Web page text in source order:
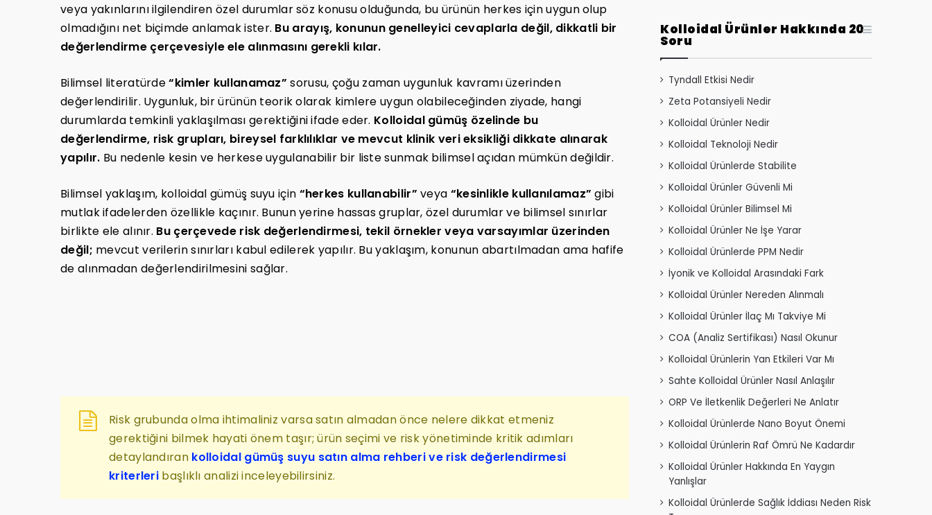
veya yakınlarını ilgilendiren özel durumlar söz konusu olduğunda, bu ürünün herkes için uygun olup
olmadığını net biçimde anlamak ister. Bu arayış, konunun genelleyici cevaplarla değil, dikkatli bir
değerlendirme çerçevesiyle ele alınmasını gerekli kılar.
Bilimsel literatürde“kimler kullanamaz” sorusu, çoğu zaman uygunluk kavramı üzerinden
değerlendirilir. Uygunluk, bir ürünün teorik olarak kimlere uygun olabileceğinden ziyade, hangi
durumlarda temkinli yaklaşılması gerektiğini ifade eder. Kolloidal gümüş özelinde bu
değerlendirme, risk grupları, bireysel farklılıklar ve mevcut klinik veri eksikliği dikkate alınarak
yapılır. Bu nedenle kesin ve herkese uygulanabilir bir liste sunmak bilimsel açıdan mümkün değildir.
Bilimsel yaklaşım, kolloidal gümüş suyu için “herkes kullanabilir” veya “kesinlikle kullanılamaz” gibi
mutlak ifadelerden özellikle kaçınır. Bunun yerine hassas gruplar, özel durumlar ve bilimsel sınırlar
birlikte ele alınır. Bu çerçevede risk değerlendirmesi, tekil örnekler veya varsayımlar üzerinden
değil; mevcut verilerin sınırları kabul edilerek yapılır. Bu yaklaşım, konunun abartılmadan ama hafife
de alınmadan değerlendirilmesini sağlar.
Risk grubunda olma ihtimaliniz varsa satın almadan önce nelere dikkat etmeniz
gerektiğini bilmek hayati önem taşır; ürün seçimi ve risk yönetiminde kritik adımları
detaylandıran kolloidal gümüş suyu satın alma rehberi ve risk değerlendirmesi
kriterleri başlıklı analizi inceleyebilirsiniz.
Kolloidal Ürünler Hakkında 20
Soru
Tyndall Etkisi Nedir
Zeta Potansiyeli Nedir
Kolloidal Ürünler Nedir
Kolloidal Teknoloji Nedir
Kolloidal Ürünlerde Stabilite
Kolloidal Ürünler Güvenli Mi
Kolloidal Ürünler Bilimsel Mi
Kolloidal Ürünler Ne İşe Yarar
Kolloidal Ürünlerde PPM Nedir
İyonik ve Kolloidal Arasındaki Fark
Kolloidal Ürünler Nereden Alınmalı
Kolloidal Ürünler İlaç Mı Takviye Mi
COA (Analiz Sertifikası) Nasıl Okunur
Kolloidal Ürünlerin Yan Etkileri Var Mı
Sahte Kolloidal Ürünler Nasıl Anlaşılır
ORP Ve İletkenlik Değerleri Ne Anlatır
Kolloidal Ürünlerde Nano Boyut Önemi
Kolloidal Ürünlerin Raf Ömrü Ne Kadardır
Kolloidal Ürünler Hakkında En Yaygın
Yanlışlar
Kolloidal Ürünlerde Sağlık İddiası Neden Risk